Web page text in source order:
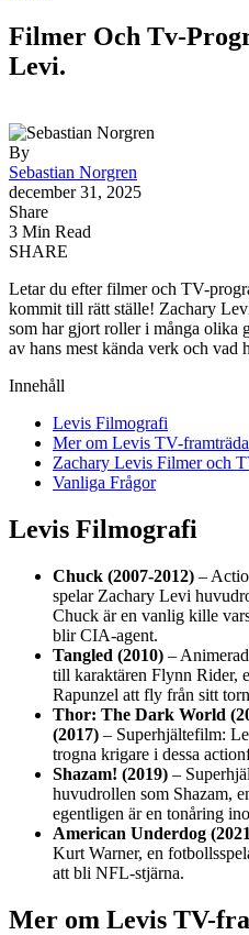
Filmer Och Tv-
Levi.
By
Sebastian Norgren
december 31, 2025
Share
3 Min Read
SHARE
Letar du efter filmer och TV-
kommit till rätt ställe! Zachary
som har gjort roller i många olika
av hans mest kända verk och vad
Innehåll
Levis Filmografi
Mer om Levis TV-
Zachary Levis Filmer och
Vanliga Frågor
Levis Filmografi
Chuck (2007-2012) –
spelar Zachary Levi
Chuck är en vanlig kille
blir CIA-agent.
Tangled (2010) –
till karaktären Flynn Rider,
Rapunzel att fly från sitt
Thor: The Dark World
(2017) – Superhjältefilm:
trogna krigare i dessa
Shazam! (2019) –
huvudrollen som Shazam,
egentligen är en tonåring
American Underdog
Kurt Warner, en
att bli NFL-stjärna.
Mer om Levis TV-